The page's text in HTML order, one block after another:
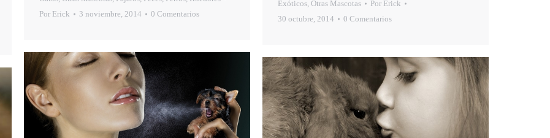
Por Erick 3 noviembre, 2014 0 Comentarios
Exóticos, Otras Mascotas Por Erick
30 octubre, 2014
0 Comentarios